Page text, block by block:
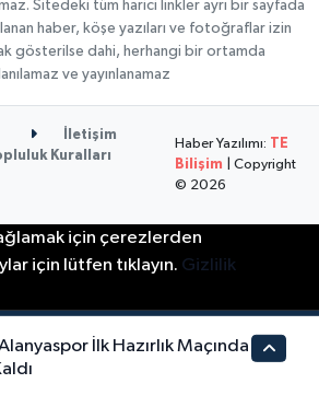
Sitedeki tüm harici linkler ayrı bir sayfada
haber, köşe yazıları ve fotoğraflar izin
gösterilse dahi, herhangi bir ortamda
ve yayınlanamaz
İletişim
Kuralları
Haber Yazılımı:
TE
Bilişim | Copyright
© 2026
için çerezlerden
için lütfen tıklayın. Gizlilik
İlk Hazırlık Maçında